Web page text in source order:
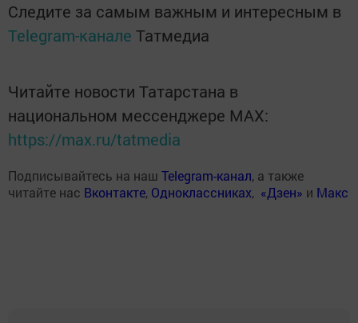
Следите за самым важным и интересным в
Telegram-канале Татмедиа
Читайте новости Татарстана в
национальном мессенджере MАХ:
https://max.ru/tatmedia
Подписывайтесь на наш Telegram-канал, а также
читайте нас Вконтакте, Одноклассниках, «Дзен» и Макс